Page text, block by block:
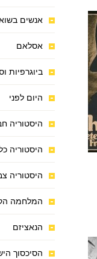
אנשים
אסלאם
ביוגרפיות
היום לפני
היסטוריה
היסטוריה
היסטוריה
המלחמה
הנאציזם
הסיכסוך